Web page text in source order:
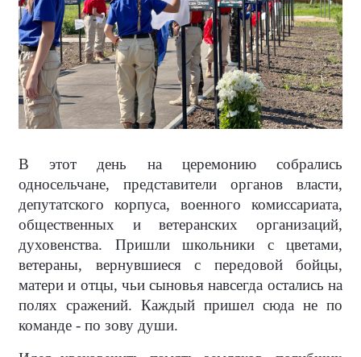
В этот день на церемонию собрались
односельчане, представители органов власти,
депутатского корпуса, военного комиссариата,
общественных и ветеранских организаций,
духовенства. Пришли школьники с цветами,
ветераны, вернувшиеся с передовой бойцы,
матери и отцы, чьи сыновья навсегда остались на
полях сражений. Каждый пришел сюда не по
команде - по зову души.